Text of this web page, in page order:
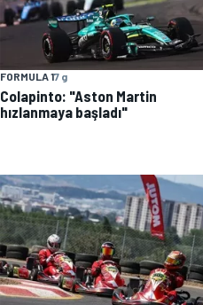
FORMULA 17 g
Colapinto: "Aston Martin
hızlanmaya başladı"